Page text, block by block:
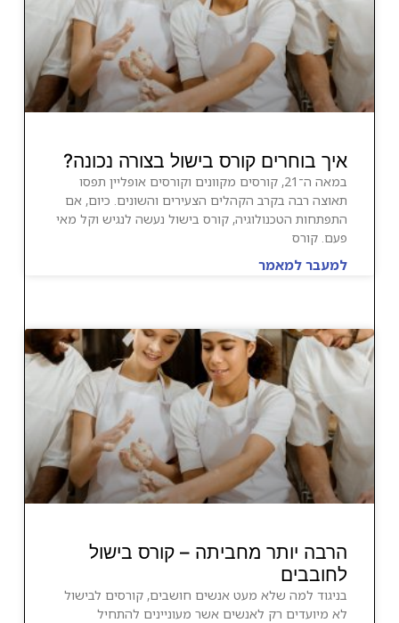
איך בוחרים קורס בישול בצורה נכונה?
במאה ה־21, קורסים מקוונים וקורסים אופליין תפסו
תאוצה רבה בקרב הקהלים הצעירים והשונים. כיום, אם
התפתחות הטכנולוגיה, קורס בישול נעשה לנגיש וקל מאי
פעם. קורס
למעבר למאמר
הרבה יותר מחביתה – קורס בישול
לחובבים
בניגוד למה שלא מעט אנשים חושבים, קורסים לבישול
לא מיועדים רק לאנשים אשר מעוניינים להתחיל